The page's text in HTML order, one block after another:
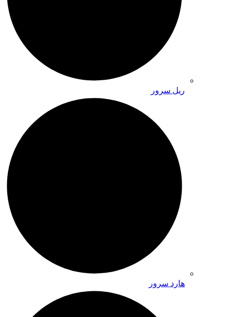
ریل سرور
هارد سرور